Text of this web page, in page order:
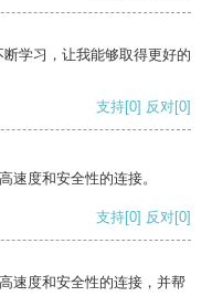
学习，让我能够取得更好的
支持[0] 反对[0]
速度和安全性的连接。
支持[0] 反对[0]
速度和安全性的连接，并帮